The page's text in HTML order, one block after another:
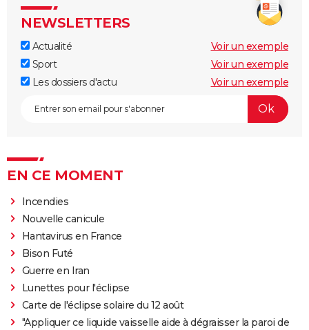
NEWSLETTERS
Actualité
Voir un exemple
Sport
Voir un exemple
Les dossiers d'actu
Voir un exemple
EN CE MOMENT
Incendies
Nouvelle canicule
Hantavirus en France
Bison Futé
Guerre en Iran
Lunettes pour l'éclipse
Carte de l'éclipse solaire du 12 août
"Appliquer ce liquide vaisselle aide à dégraisser la paroi de